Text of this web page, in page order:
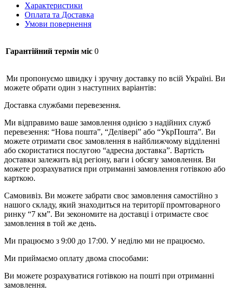
Характеристики
Оплата та Доставка
Умови повернення
Гарантійний термін міс 0
Ми пропонуємо швидку і зручну доставку по всій Україні. Ви
можете обрати один з наступних варіантів:
Доставка службами перевезення.
Ми відправимо ваше замовлення однією з надійних служб
перевезення: “Нова пошта”, “Делівері” або “УкрПошта”. Ви
можете отримати своє замовлення в найближчому відділенні
або скористатися послугою “адресна доставка”. Вартість
доставки залежить від регіону, ваги і обсягу замовлення. Ви
можете розрахуватися при отриманні замовлення готівкою або
карткою.
Самовивіз. Ви можете забрати своє замовлення самостійно з
нашого складу, який знаходиться на території промтоварного
ринку “7 км”. Ви зекономите на доставці і отримаєте своє
замовлення в той же день.
Ми працюємо з 9:00 до 17:00. У неділю ми не працюємо.
Ми приймаємо оплату двома способами:
Ви можете розрахуватися готівкою на пошті при отриманні
замовлення.